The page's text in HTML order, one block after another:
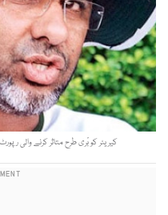
کیریئر کو بْری طرح متاثر کرنے والی